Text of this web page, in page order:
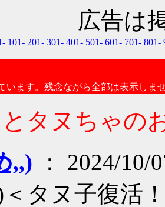
広告は
101- 201- 301- 401- 501- 601- 701- 801-
います。残念ながら全部は表示しま
タヌちゃの
,,) ： 2024/10/
タヌ子復活